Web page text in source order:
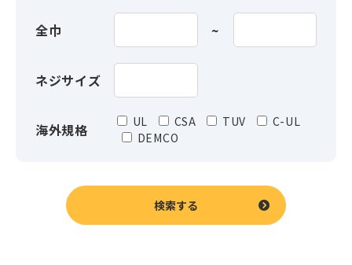
全巾
ネジサイズ
海外規格 UL CSA TUV
C-UL
DEMCO
検索する